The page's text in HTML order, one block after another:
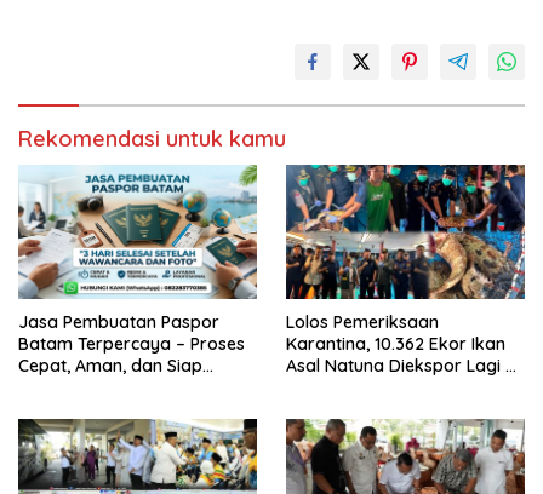
Rekomendasi untuk kamu
Jasa Pembuatan Paspor
Batam Terpercaya – Proses
Cepat, Aman, dan Siap
Lolos Pemeriksaan
Karantina, 10.362 Ekor Ikan
Asal Natuna Diekspor Lagi ke